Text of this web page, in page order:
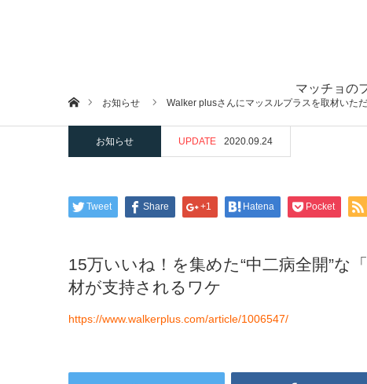
マッチョの
ホームお知らせ Walker plusさんにマッスルプラスを取材いた
お知らせ UPDATE 2020.09.24
Tweet Share +1 Hatena Pocket
15万いいね！を集めた“中二病全開”な
材が支持されるワケ
https://www.walkerplus.com/article/1006547/